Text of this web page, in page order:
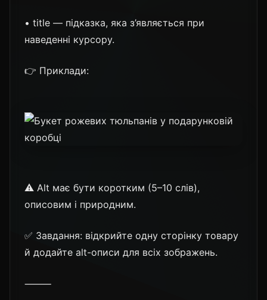
• title — підказка, яка з’являється при
наведенні курсору.
👉 Приклади:
⚠️ Alt має бути коротким (5–10 слів),
описовим і природним.
✅ Завдання: відкрийте одну сторінку товару
й додайте alt-описи для всіх зображень.
⸻